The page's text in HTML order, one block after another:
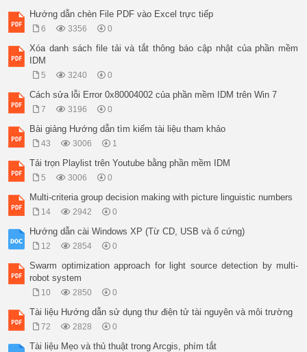
Hướng dẫn chèn File PDF vào Excel trực tiếp
6 3356 0
Xóa danh sách file tải và tắt thông báo cập nhật của phần mềm
IDM
5 3240 0
Cách sửa lỗi Error 0x80004002 của phần mềm IDM trên Win 7
7 3196 0
Bài giảng Hướng dẫn tìm kiếm tài liệu tham khảo
43 3006 1
Tải trọn Playlist trên Youtube bằng phần mềm IDM
5 3006 0
Multi-criteria group decision making with picture linguistic numbers
14 2942 0
Hướng dẫn cài Windows XP (Từ CD, USB và ổ cứng)
12 2854 0
Swarm optimization approach for light source detection by multi-
robot system
10 2850 0
Tài liệu Hướng dẫn sử dụng thư điện tử tài nguyên và môi trường
72 2828 0
Tài liệu Mẹo và thủ thuật trong Arcgis, phím tắt